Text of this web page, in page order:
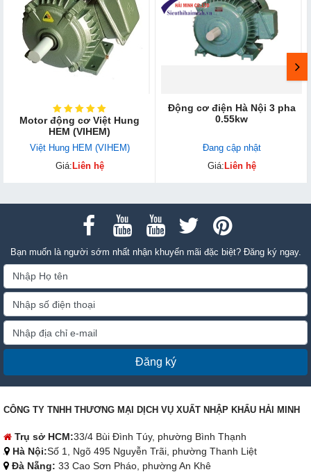
Motor động cơ Việt Hung
HEM (VIHEM)
Việt Hung HEM (VIHEM)
Giá: Liên hệ
Động cơ điện Hà Nội 3 pha
0.55kw
Đang cập nhật
Giá: Liên hệ
Bạn muốn là người sớm nhất nhận khuyến mãi đặc biệt? Đăng ký ngay.
Đăng ký
CÔNG TY TNHH THƯƠNG MẠI DỊCH VỤ XUẤT NHẬP KHẨU HẢI MINH
Trụ sở HCM:33/4 Bùi Đình Túy, phường Bình Thạnh
Hà Nội:Số 1, Ngõ 495 Nguyễn Trãi, phường Thanh Liệt
Đà Nẵng: 33 Cao Sơn Pháo, phường An Khê